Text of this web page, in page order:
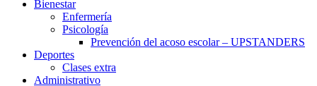
Bienestar
Enfermería
Psicología
Prevención del acoso escolar – UPSTANDERS
Deportes
Clases extra
Administrativo